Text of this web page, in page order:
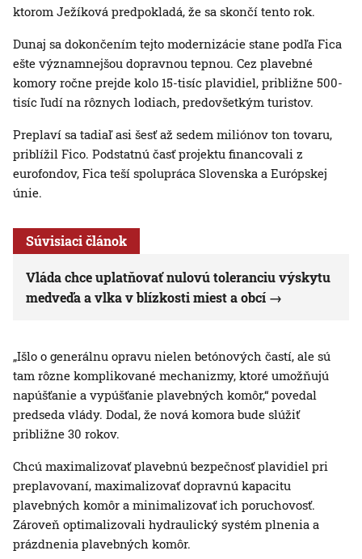
ktorom Ježíková predpokladá, že sa skončí tento rok.
Dunaj sa dokončením tejto modernizácie stane podľa Fica
ešte významnejšou dopravnou tepnou. Cez plavebné
komory ročne prejde kolo 15-tisíc plavidiel, približne 500-
tisíc ľudí na rôznych lodiach, predovšetkým turistov.
Preplaví sa tadiaľ asi šesť až sedem miliónov ton tovaru,
priblížil Fico. Podstatnú časť projektu financovali z
eurofondov, Fica teší spolupráca Slovenska a Európskej
únie.
Súvisiaci článok
Vláda chce uplatňovať nulovú toleranciu výskytu
medveďa a vlka v blízkosti miest a obcí
„Išlo o generálnu opravu nielen betónových častí, ale sú
tam rôzne komplikované mechanizmy, ktoré umožňujú
napúšťanie a vypúšťanie plavebných komôr,“ povedal
predseda vlády. Dodal, že nová komora bude slúžiť
približne 30 rokov.
Chcú maximalizovať plavebnú bezpečnosť plavidiel pri
preplavovaní, maximalizovať dopravnú kapacitu
plavebných komôr a minimalizovať ich poruchovosť.
Zároveň optimalizovali hydraulický systém plnenia a
prázdnenia plavebných komôr.